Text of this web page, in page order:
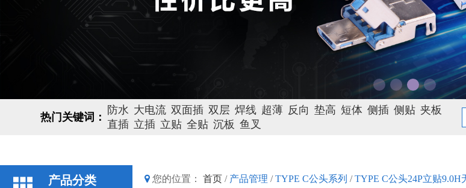
热门关键词：
防水 大电流 双面插 双层 焊线 超薄 反向 垫高 短体 侧插 侧贴 夹板
直插 立插 立贴 全贴 沉板 鱼叉
产品分类 您的位置： 首页 / 产品管理 / TYPE C公头系列 / TYPE C公头24P立贴9.0H